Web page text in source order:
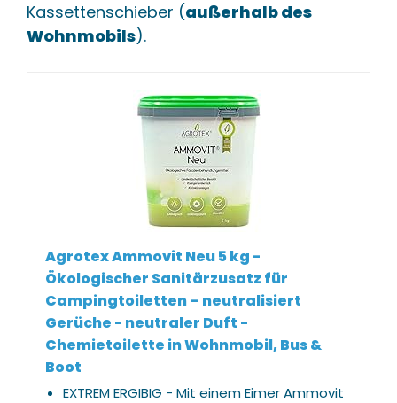
Kassettenschieber (außerhalb des
Wohnmobils).
Agrotex Ammovit Neu 5 kg -
Ökologischer Sanitärzusatz für
Campingtoiletten – neutralisiert
Gerüche - neutraler Duft -
Chemietoilette in Wohnmobil, Bus &
Boot
EXTREM ERGIBIG - Mit einem Eimer Ammovit